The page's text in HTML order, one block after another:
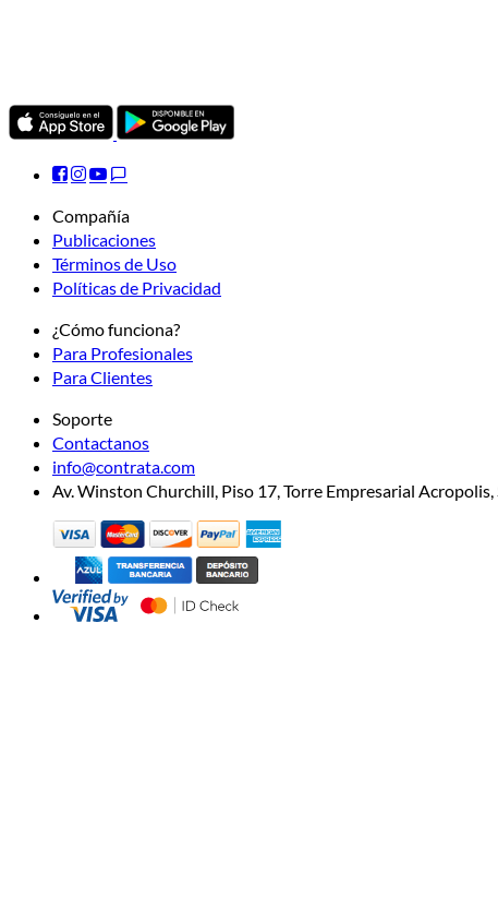
Compañía
Publicaciones
Términos de Uso
Políticas de Privacidad
¿Cómo funciona?
Para Profesionales
Para Clientes
Soporte
Contactanos
info@contrata.com
Av. Winston Churchill, Piso 17, Torre Empresarial